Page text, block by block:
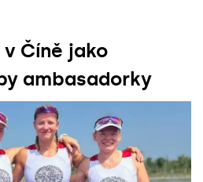
Číně jako
ambasadorky